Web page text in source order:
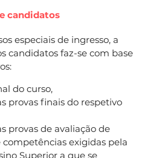
candidatos
especiais de ingresso, a
candidatos faz-se com base
do curso,
provas finais do respetivo
provas de avaliação de
exigidas pela
Superior a que se